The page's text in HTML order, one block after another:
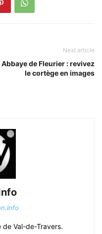
Next article
Abbaye de Fleurier : revivez
le cortège en images
de Val-de-Travers.